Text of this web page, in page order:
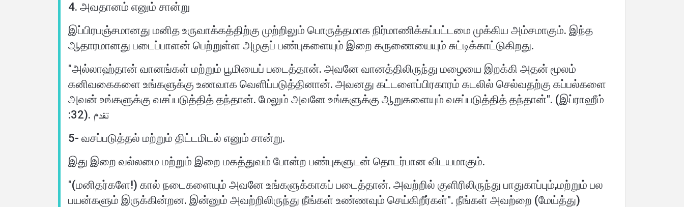
4. அவதானம் எனும் சான்று
இப்பிரபஞ்சமானது மனித உருவாக்கத்திற்கு முற்றிலும் பொருத்தமாக நிர்மாணிக்கப்பட்டமை முக்கிய அம்சமாகும். இந்த
ஆதாரமானது படைப்பாளன் பெற்றுள்ள அழகுப் பண்புகளையும் இறை கருணையையும் சுட்டிக்காட்டுகிறது.
"அல்லாஹ்தான் வானங்கள் மற்றும் பூமியைப் படைத்தான். அவனே வானத்திலிருந்து மழையை இறக்கி அதன் மூலம்
கனிவகைகளை உங்களுக்கு உணவாக வெளிப்படுத்தினான். அவனது கட்டளைப்பிரகாரம் கடலில் செல்வதற்கு கப்பல்களை
அவன் உங்களுக்கு வசப்படுத்தித் தந்தான். மேலும் அவனே உங்களுக்கு ஆறுகளையும் வசப்படுத்தித் தந்தான்". (இப்ராஹீம்
:32). تقدم
5- வசப்படுத்தல் மற்றும் திட்டமிடல் எனும் சான்று.
இது இறை வல்லமை மற்றும் இறை மகத்துவம் போன்ற பண்புகளுடன் தொடர்பான விடயமாகும்.
"(மனிதர்களே!) கால் நடைகளையும் அவனே உங்களுக்காகப் படைத்தான். அவற்றில் குளிரிலிருந்து பாதுகாப்பும்,மற்றும் பல
பயன்களும் இருக்கின்றன. இன்னும் அவற்றிலிருந்து நீங்கள் உண்ணவும் செய்கிறீர்கள்". நீங்கள் அவற்றை (மேய்த்து)